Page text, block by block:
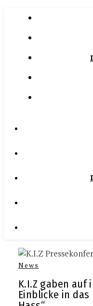
News
K.I.Z gaben auf
Einblicke in das